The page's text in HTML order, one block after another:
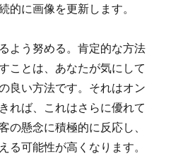
的に画像を更新します。
よう努める。肯定的な方法
ことは、あなたが気にして
良い方法です。それはオン
れば、これはさらに優れて
の懸念に積極的に反応し、
る可能性が高くなります。